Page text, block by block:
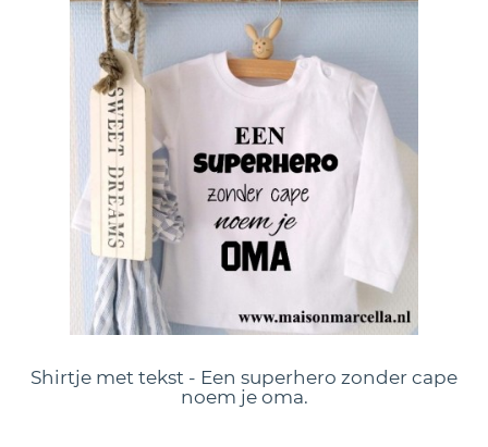
Shirtje met tekst - Een superhero zonder cape
noem je oma.